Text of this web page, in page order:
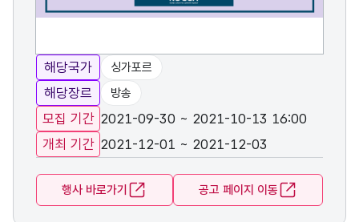
해당국가 싱가포르
해당장르 방송
모집 기간 2021-09-30 ~ 2021-10-13 16:00
개최 기간 2021-12-01 ~ 2021-12-03
행사 바로가기 공고 페이지 이동